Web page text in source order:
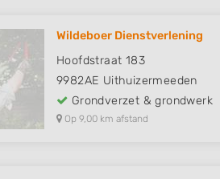
Wildeboer Dienstverlening
Hoofdstraat 183
9982AE Uithuizermeeden
Grondverzet & grondwerk
Op 9,00 km afstand